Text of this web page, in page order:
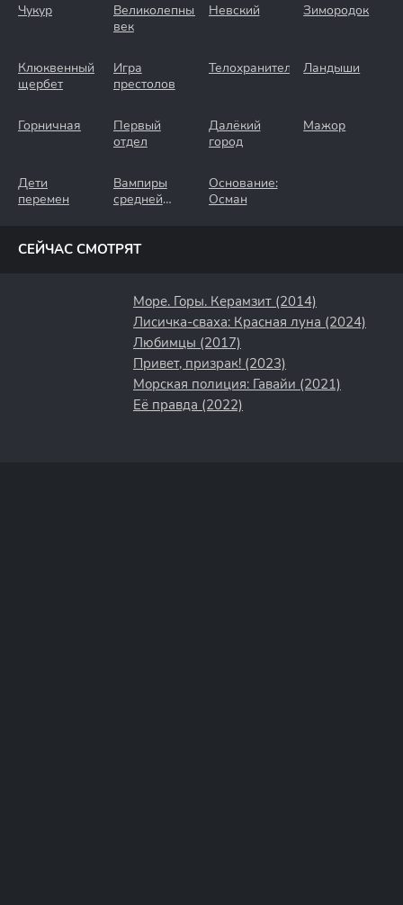
Чукур
Великолепный
век
Невский Зимородок
Клюквенный
щербет
Игра
престолов
Телохранители Ландыши
Горничная
Первый
отдел
Далёкий
город
Мажор
Дети
перемен
Вампиры
средней
Основание:
Осман
СЕЙЧАС СМОТРЯТ
Море. Горы. Керамзит (2014)
Лисичка-сваха: Красная луна (2024)
Любимцы (2017)
Привет, призрак! (2023)
Морская полиция: Гавайи (2021)
Её правда (2022)